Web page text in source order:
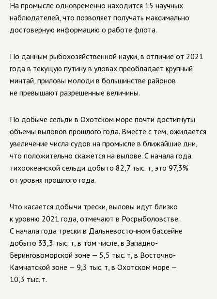
На промысле одновременно находится 15 научных
наблюдателей, что позволяет получать максимально
достоверную информацию о работе флота.
По данным рыбохозяйственной науки, в отличие от 2021
года в текущую путину в уловах преобладает крупный
минтай, приловы молоди в большинстве районов
не превышают разрешенные величины.
По добыче сельди в Охотском море почти достигнуты
объемы выловов прошлого года. Вместе с тем, ожидается
увеличение числа судов на промысле в ближайшие дни,
что положительно скажется на вылове. С начала года
тихоокеанской сельди добыто 82,7 тыс. т, это 97,3%
от уровня прошлого года.
Что касается добычи трески, выловы идут близко
к уровню 2021 года, отмечают в Росрыболовстве.
С начала года трески в Дальневосточном бассейне
добыто 33,3 тыс. т, в том числе, в Западно-
Беринговоморской зоне — 5,5 тыс. т, в Восточно-
Камчатской зоне — 9,3 тыс. т, в Охотском море —
10,3 тыс. т.